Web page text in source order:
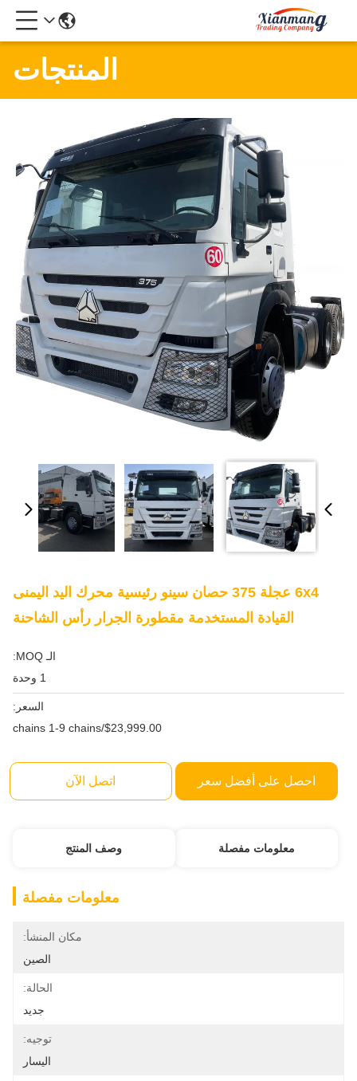
المنتجات
6x4 عجلة 375 حصان سينو رئيسية محرك اليد اليمنى
القيادة المستخدمة مقطورة الجرار رأس الشاحنة
الـ MOQ:
1 وحدة
السعر:
$23,999.00/chains 1-9 chains
احصل على أفضل سعر اتصل الآن
معلومات مفصلة وصف المنتج
معلومات مفصلة
مكان المنشأ:
الصين
الحالة:
جديد
توجيه:
اليسار